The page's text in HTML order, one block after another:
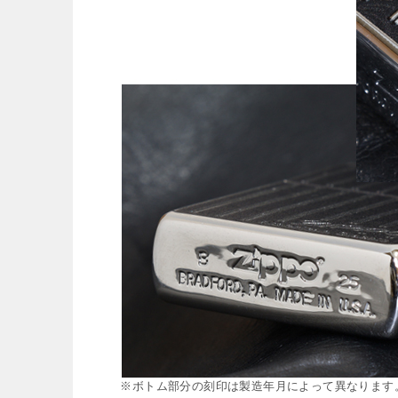
※ボトム部分の刻印は製造年月によって異なります